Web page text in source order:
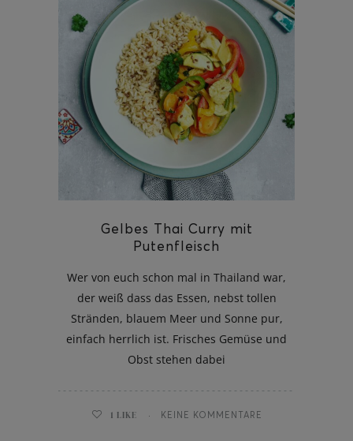
Gelbes Thai Curry mit
Putenfleisch
Wer von euch schon mal in Thailand war,
der weiß dass das Essen, nebst tollen
Stränden, blauem Meer und Sonne pur,
einfach herrlich ist. Frisches Gemüse und
Obst stehen dabei
1 LIKE KEINE KOMMENTARE